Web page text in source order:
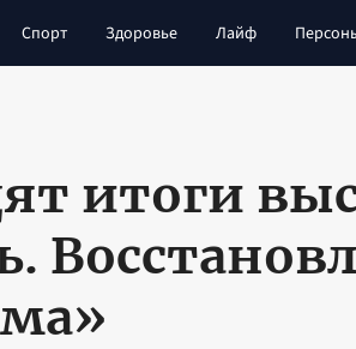
Спорт Здоровье Лайф
итоги